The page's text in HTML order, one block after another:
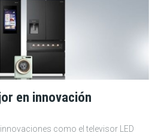
en innovación
como el televisor LED